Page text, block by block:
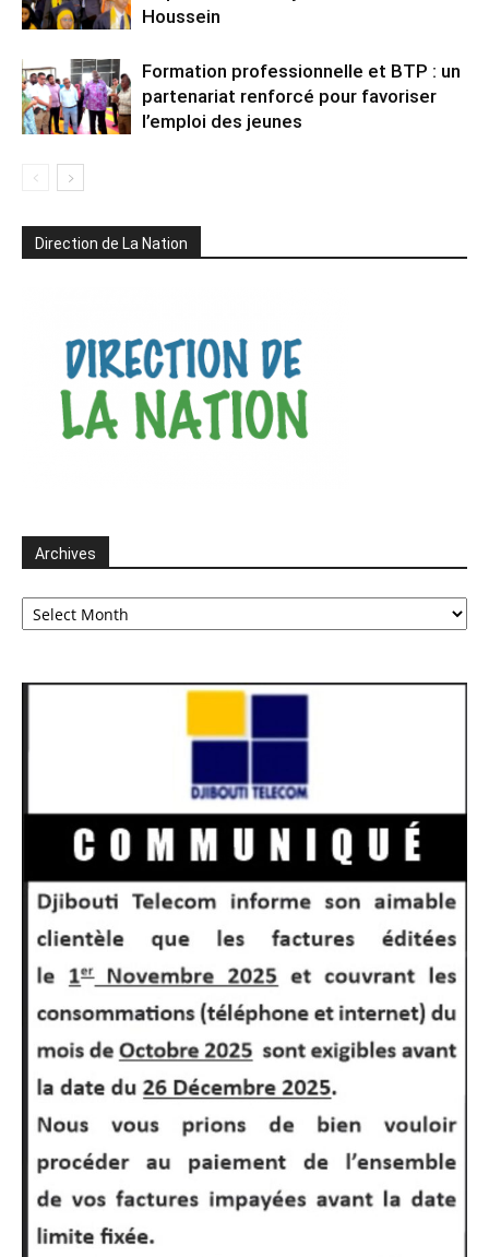
Houssein
Formation professionnelle et BTP : un
partenariat renforcé pour favoriser
l’emploi des jeunes
Direction de La Nation
Archives
Archives